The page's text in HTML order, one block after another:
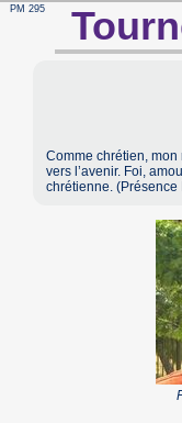
PM 295
Comme chrétien, mon
vers l’avenir. Foi,
chrétienne. (Présence